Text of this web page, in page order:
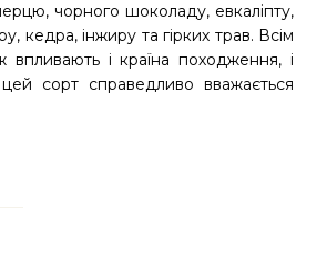
чорного шоколаду, евкаліпту,
кедра, інжиру та гірких трав. Всім
і країна походження, і
сорт справедливо вважається